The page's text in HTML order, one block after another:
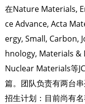
在Nature Materials,
ce Advance, Acta
ergy, Small, Carbon,
hnology, Materials &
Nuclear Materials等
篇。团队负责有两台
招生计划：目前尚有